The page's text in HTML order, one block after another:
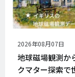
公
開
日
2026年08月07日
地球磁場観測か
クマター探索